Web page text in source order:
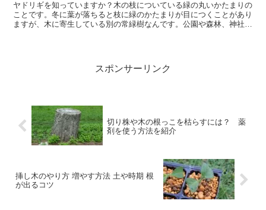
ヤドリギを知っていますか？木の枝についている緑の丸いかたまりの
ことです。冬に葉が落ちると枝に緑のかたまりが目につくことがあり
ますが、木に寄生している別の常緑樹なんです。公園や森林、神社な
スポンサーリンク
切り株や木の根っこを枯らすには？ 薬
剤を使う方法を紹介
挿し木のやり方 増やす方法 土や時期 根
が出るコツ